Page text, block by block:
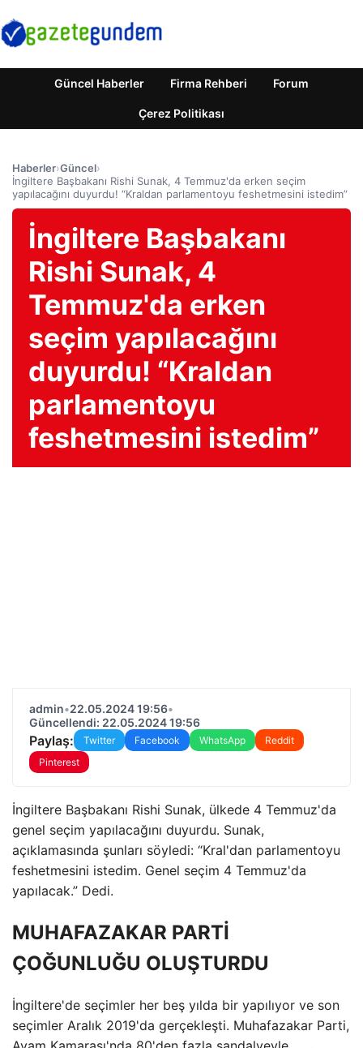
Güncel Haberler Firma Rehberi Forum
Çerez Politikası
Haberler›Güncel›
İngiltere Başbakanı Rishi Sunak, 4 Temmuz'da erken seçim
yapılacağını duyurdu! “Kraldan parlamentoyu feshetmesini istedim”
İngiltere Başbakanı
Rishi Sunak, 4
Temmuz'da erken
seçim yapılacağını
duyurdu! “Kraldan
parlamentoyu
feshetmesini istedim”
admin•22.05.2024 19:56•
Güncellendi: 22.05.2024 19:56
Paylaş: Twitter Facebook WhatsApp
Reddit
Pinterest
İngiltere Başbakanı Rishi Sunak, ülkede 4 Temmuz'da
genel seçim yapılacağını duyurdu. Sunak,
açıklamasında şunları söyledi: “Kral'dan parlamentoyu
feshetmesini istedim. Genel seçim 4 Temmuz'da
yapılacak.” Dedi.
MUHAFAZAKAR PARTİ
ÇOĞUNLUĞU OLUŞTURDU
İngiltere'de seçimler her beş yılda bir yapılıyor ve son
seçimler Aralık 2019'da gerçekleşti. Muhafazakar Parti,